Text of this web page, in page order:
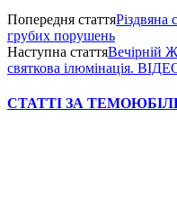
Попередня статтяРіздвяна
грубих порушень
Наступна статтяВечірній
святкова ілюмінація.
СТАТТІ ЗА ТЕМОЮ